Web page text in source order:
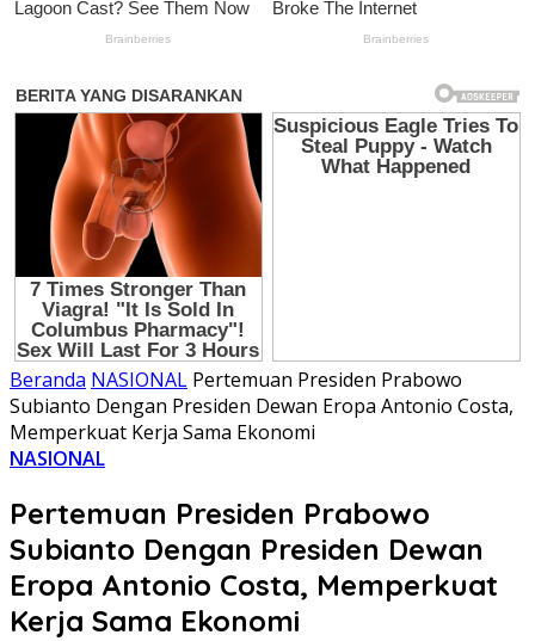
Beranda NASIONAL Pertemuan Presiden Prabowo
Subianto Dengan Presiden Dewan Eropa Antonio Costa,
Memperkuat Kerja Sama Ekonomi
NASIONAL
Pertemuan Presiden Prabowo
Subianto Dengan Presiden Dewan
Eropa Antonio Costa, Memperkuat
Kerja Sama Ekonomi